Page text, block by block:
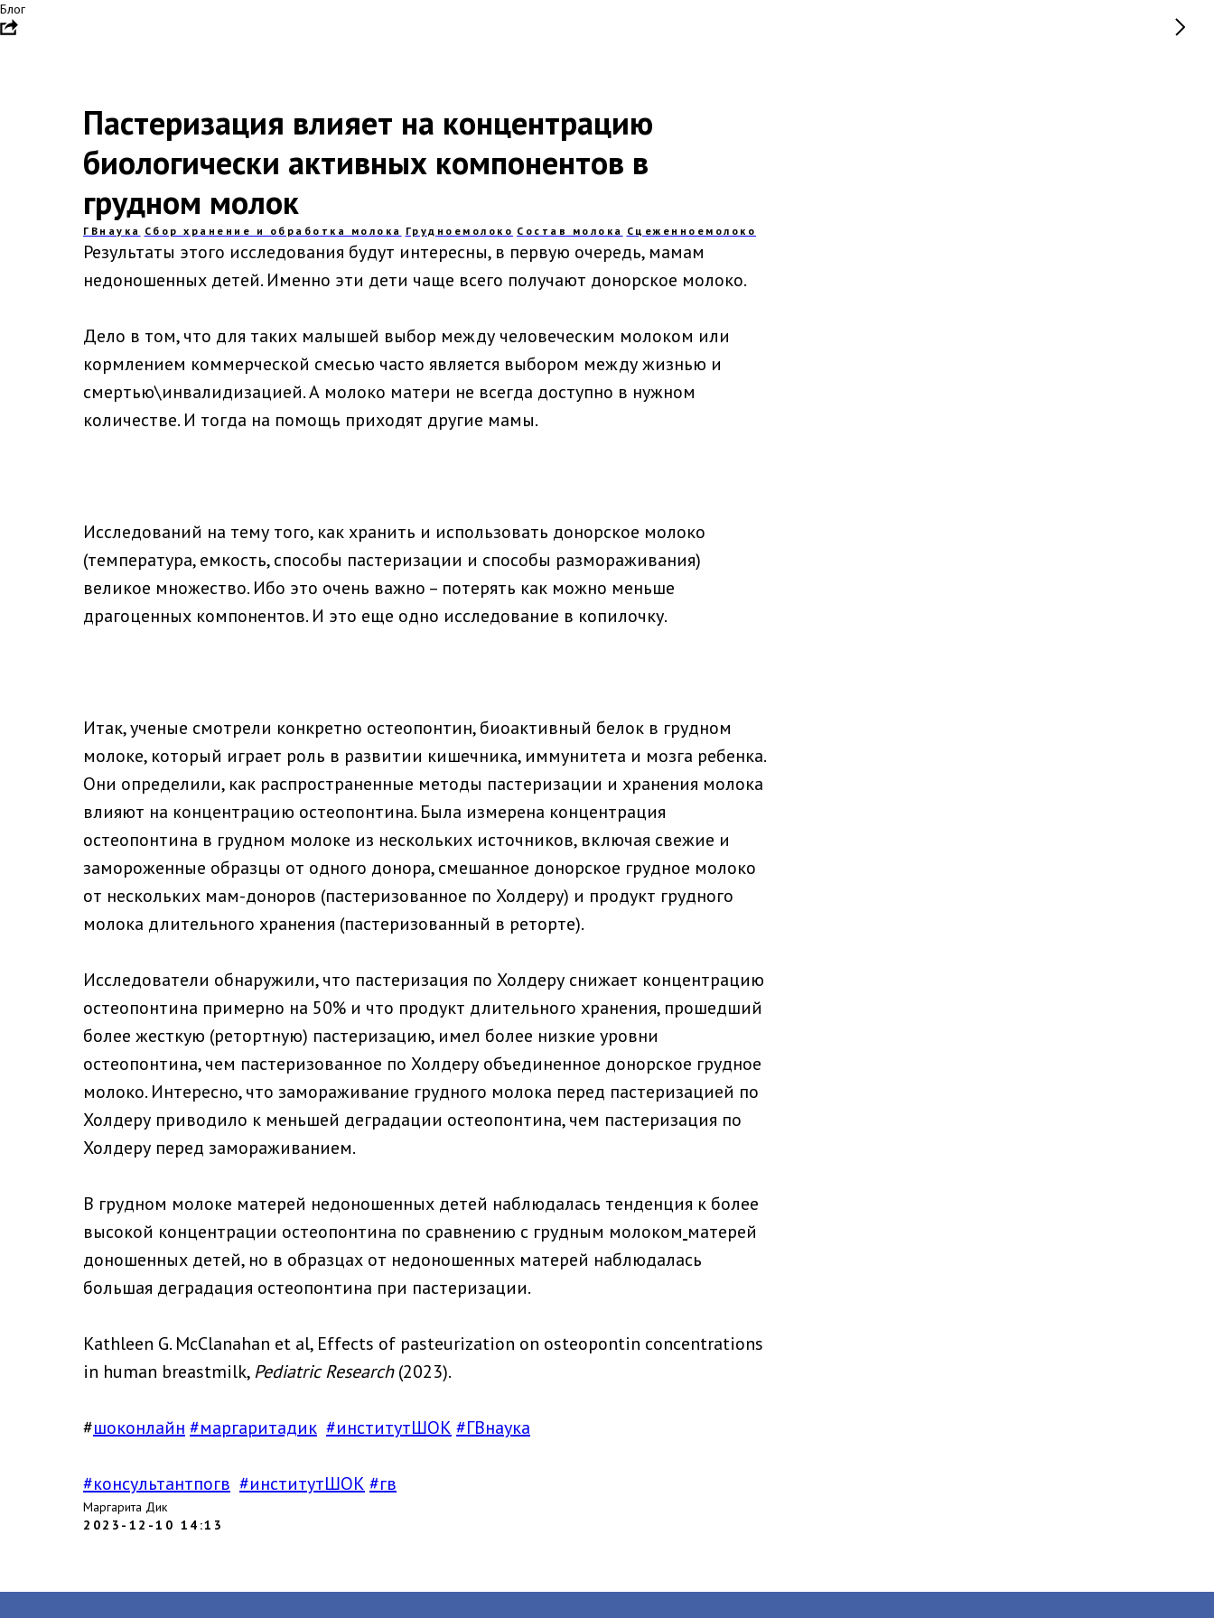
Блог
Пастеризация влияет на концентрацию
биологически активных компонентов в
грудном молок
ГВнаука Cбор хранение и обработка молока Грудноемолоко Состав молока Сцеженноемолоко
Результаты этого исследования будут интересны, в первую очередь, мамам
недоношенных детей. Именно эти дети чаще всего получают донорское молоко.
Дело в том, что для таких малышей выбор между человеческим молоком или
кормлением коммерческой смесью часто является выбором между жизнью и
смертью\инвалидизацией. А молоко матери не всегда доступно в нужном
количестве. И тогда на помощь приходят другие мамы.
Исследований на тему того, как хранить и использовать донорское молоко
(температура, емкость, способы пастеризации и способы размораживания)
великое множество. Ибо это очень важно – потерять как можно меньше
драгоценных компонентов. И это еще одно исследование в копилочку.
Итак, ученые смотрели конкретно остеопонтин, биоактивный белок в грудном
молоке, который играет роль в развитии кишечника, иммунитета и мозга ребенка.
Они определили, как распространенные методы пастеризации и хранения молока
влияют на концентрацию остеопонтина. Была измерена концентрация
остеопонтина в грудном молоке из нескольких источников, включая свежие и
замороженные образцы от одного донора, смешанное донорское грудное молоко
от нескольких мам-доноров (пастеризованное по Холдеру) и продукт грудного
молока длительного хранения (пастеризованный в реторте).
Исследователи обнаружили, что пастеризация по Холдеру снижает концентрацию
остеопонтина примерно на 50% и что продукт длительного хранения, прошедший
более жесткую (ретортную) пастеризацию, имел более низкие уровни
остеопонтина, чем пастеризованное по Холдеру объединенное донорское грудное
молоко. Интересно, что замораживание грудного молока перед пастеризацией по
Холдеру приводило к меньшей деградации остеопонтина, чем пастеризация по
Холдеру перед замораживанием.
В грудном молоке матерей недоношенных детей наблюдалась тенденция к более
высокой концентрации остеопонтина по сравнению с грудным молоком матерей
доношенных детей, но в образцах от недоношенных матерей наблюдалась
большая деградация остеопонтина при пастеризации.
Kathleen G. McClanahan et al, Effects of pasteurization on osteopontin concentrations
in human breastmilk,Pediatric Research(2023).
#шоконлайн #маргаритадик #институтШОК #ГВнаука
#консультантпогв #институтШОК #гв
Маргарита Дик
2023-12-10 14:13